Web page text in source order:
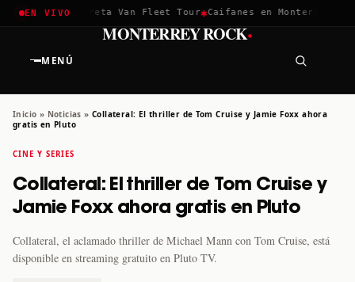
EN VIVO
2026✱ Greta Van Fleet Tour✱ Caifanes en Monterrey · 12
MENÚ
MONTERREY ROCK·
Inicio » Noticias » Collateral: El thriller de Tom Cruise y Jamie Foxx ahora
gratis en Pluto
CINE Y SERIES
Collateral: El thriller de Tom Cruise y
Jamie Foxx ahora gratis en Pluto
Collateral, el aclamado thriller de Michael Mann con Tom Cruise, está
disponible en streaming gratuito en Pluto TV.